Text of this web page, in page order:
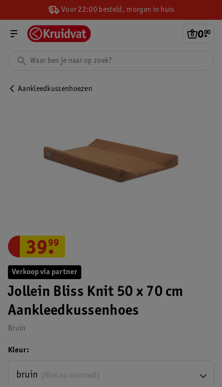
Voor 22:00 besteld, morgen in huis
0.
00
Aankleedkussenhoezen
Verkoop via partner
Jollein Bliss Knit 50 x 70 cm
Aankleedkussenhoes
Bruin
39.
99
Kleur
(Niet op voorraad)
bruin